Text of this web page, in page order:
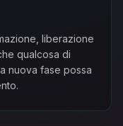
liberazione
qualcosa di
nuova fase possa